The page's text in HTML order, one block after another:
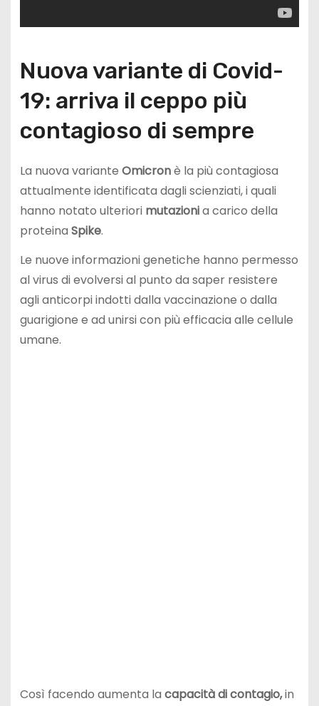
Nuova variante di Covid-
19: arriva il ceppo più
contagioso di sempre
La nuova variante Omicronè la più contagiosa
attualmente identificata dagli scienziati, i quali
hanno notato ulteriori mutazionia carico della
proteina Spike.
Le nuove informazioni genetiche hanno permesso
al virus di evolversi al punto da saper resistere
agli anticorpi indotti dalla vaccinazione o dalla
guarigione e ad unirsi con più efficacia alle cellule
umane.
Così facendo aumenta la capacità di contagio,in